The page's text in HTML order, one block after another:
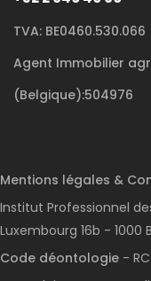
TVA: BE0460.530.066
Agent Immobilier
(Belgique):504976
Mentions légales &
Institut Professionnel
Luxembourg 16b - 1000
Code déontologie -